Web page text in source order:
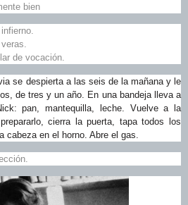
bien
de vocación.
se despierta a las seis de la mañana y le
de tres y un año. En una bandeja lleva a
pan, mantequilla, leche. Vuelve a la
cierra la puerta, tapa todos los
en el horno. Abre el gas.